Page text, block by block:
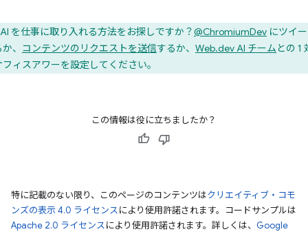
AI を仕事に取り入れる方法をお探しですか？@ChromiumDev にツイ
、 コンテンツのリクエストを送信するか、 Web.dev AI チームとの 1
ィスアワーを設定してください。
この情報は役に立ちましたか？
特に記載のない限り、このページのコンテンツはクリエイティブ・コモ
ンズの表示 4.0 ライセンスにより使用許諾されます。コードサンプルは
Apache 2.0 ライセンスにより使用許諾されます。詳しくは、 Google